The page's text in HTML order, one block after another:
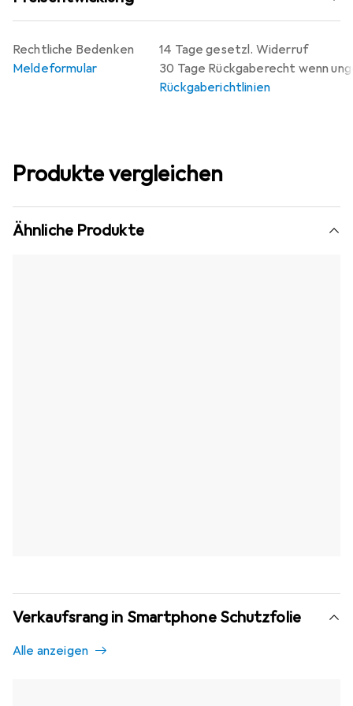
14 Tage gesetzl. Widerruf
30 Tage Rückgaberecht wenn
Rückgaberichtlinien
Rechtliche Bedenken
Meldeformular
Produkte vergleichen
Ähnliche Produkte
Verkaufsrang in Smartphone Schutzfolie
Alle anzeigen